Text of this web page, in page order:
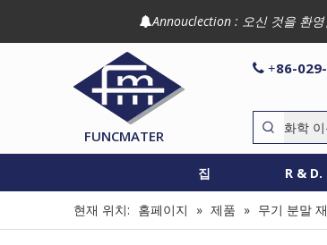
Annouclection : 오신 것을 환
FUNCMATER
 +86-
집 R & D.
현재 위치: 홈페이지 » 제품 » 무기 분말